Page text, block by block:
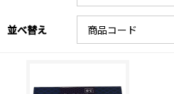
並べ替え